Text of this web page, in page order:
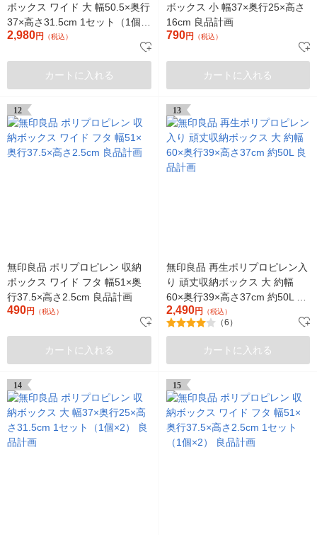
ボックス ワイド 大 幅50.5×奥行
37×高さ31.5cm 1セット（1個
×2） 良品計画
2,980円 （税込）
カートに入れる
ボックス 小 幅37×奥行25×高さ
16cm 良品計画
790円 （税込）
カートに入れる
12
無印良品 ポリプロピレン 収納
ボックス ワイド フタ 幅51×奥
行37.5×高さ2.5cm 良品計画
490円 （税込）
カートに入れる
13
無印良品 再生ポリプロピレン入
り 頑丈収納ボックス 大 約幅
60×奥行39×高さ37cm 約50L 良
品計画
2,490円 （税込）
（6）
カートに入れる
14 15